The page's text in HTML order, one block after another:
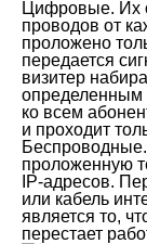
Цифровые. Их
проводов от
проложено
передается
визитер
определенным
ко всем
и проходит
проложенную
IP-адресов.
или кабель
является то,
перестает